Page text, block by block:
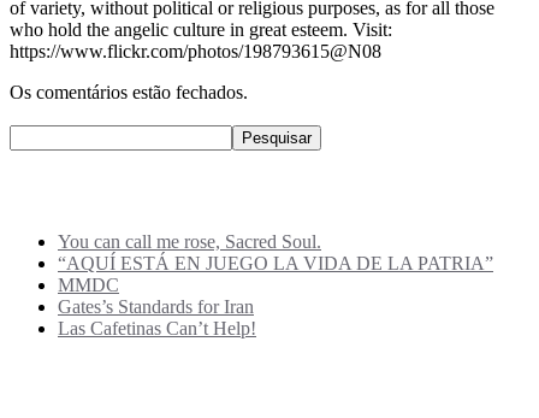
of variety, without political or religious purposes, as for all those
who hold the angelic culture in great esteem. Visit:
https://www.flickr.com/photos/198793615@N08
Os comentários estão fechados.
Pesquisar
You can call me rose, Sacred Soul.
“AQUÍ ESTÁ EN JUEGO LA VIDA DE LA PATRIA”
MMDC
Gates’s Standards for Iran
Las Cafetinas Can’t Help!